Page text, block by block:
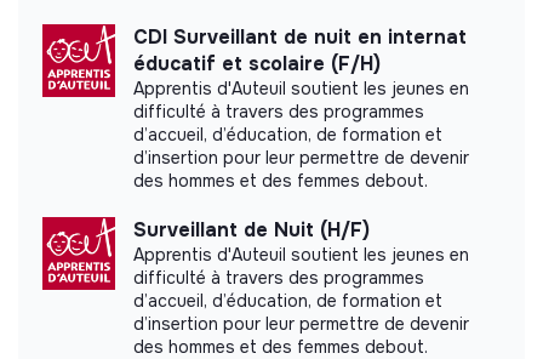
Labels and certifications
Labeled LUCIE 26 000
Documents
CDI Surveillant de nuit en internat
éducatif et scolaire (F/H)
Apprentis d'Auteuil soutient les jeunes en
difficulté à travers des programmes
d’accueil, d’éducation, de formation et
d’insertion pour leur permettre de devenir
des hommes et des femmes debout.
Surveillant de Nuit (H/F)
Apprentis d'Auteuil soutient les jeunes en
difficulté à travers des programmes
d’accueil, d’éducation, de formation et
d’insertion pour leur permettre de devenir
des hommes et des femmes debout.